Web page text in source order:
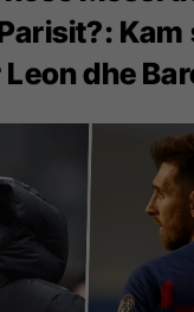
Kam
dhe